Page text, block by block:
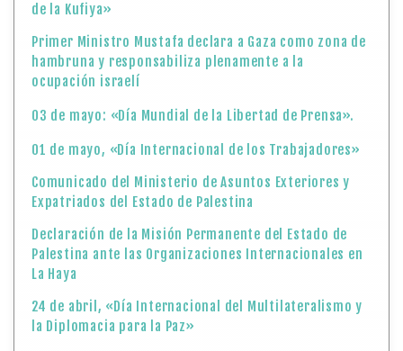
de la Kufiya»
Primer Ministro Mustafa declara a Gaza como zona de
hambruna y responsabiliza plenamente a la
ocupación israelí
03 de mayo: «Día Mundial de la Libertad de Prensa».
01 de mayo, «Día Internacional de los Trabajadores»
Comunicado del Ministerio de Asuntos Exteriores y
Expatriados del Estado de Palestina
Declaración de la Misión Permanente del Estado de
Palestina ante las Organizaciones Internacionales en
La Haya
24 de abril, «Día Internacional del Multilateralismo y
la Diplomacia para la Paz»